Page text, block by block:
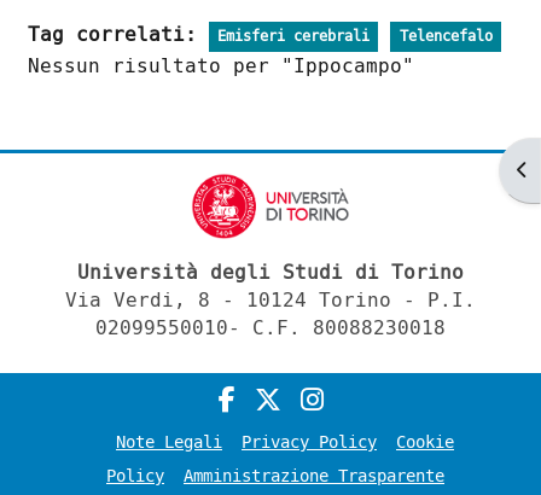
Tag correlati: Emisferi cerebrali Telencefalo
Nessun risultato per "Ippocampo"
Università degli Studi di Torino
Via Verdi, 8 - 10124 Torino - P.I.
02099550010- C.F. 80088230018
Note Legali Privacy Policy
Cookie
Policy
Amministrazione Trasparente